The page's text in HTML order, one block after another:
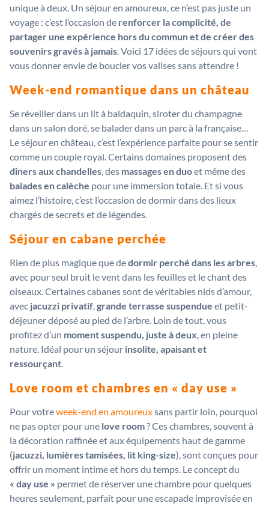
unique à deux. Un séjour en amoureux, ce n’est pas juste un
voyage : c’est l’occasion de renforcer la complicité, de
partager une expérience hors du commun et de créer des
souvenirs gravés à jamais. Voici 17 idées de séjours qui vont
vous donner envie de boucler vos valises sans attendre !
Week-end romantique dans un château
Se réveiller dans un lit à baldaquin, siroter du champagne
dans un salon doré, se balader dans un parc à la française…
Le séjour en château, c’est l’expérience parfaite pour se sentir
comme un couple royal. Certains domaines proposent des
dîners aux chandelles, des massages en duoet même des
balades en calèche pour une immersion totale. Et si vous
aimez l’histoire, c’est l’occasion de dormir dans des lieux
chargés de secrets et de légendes.
Séjour en cabane perchée
Rien de plus magique que dedormir perché dans les arbres,
avec pour seul bruit le vent dans les feuilles et le chant des
oiseaux. Certaines cabanes sont de véritables nids d’amour,
avec jacuzzi privatif,grande terrasse suspendue et petit-
déjeuner déposé au pied de l’arbre. Loin de tout, vous
profitez d’un moment suspendu, juste à deux, en pleine
nature. Idéal pour un séjour insolite, apaisant et
ressourçant.
Love room et chambres en « day use »
Pour votreweek-end en amoureuxsans partir loin, pourquoi
ne pas opter pour une love room? Ces chambres, souvent à
la décoration raffinée et aux équipements haut de gamme
(jacuzzi, lumières tamisées, lit king-size), sont conçues pour
offrir un moment intime et hors du temps. Le concept du
« day use » permet de réserver une chambre pour quelques
heures seulement, parfait pour une escapade improvisée en